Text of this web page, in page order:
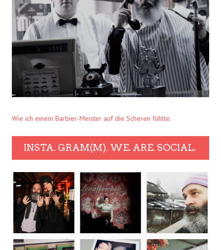
Wie ich einem Barbier-Meister auf die Scheren fühlte.
INSTA. GRAM(M). WE. ARE. SOCIAL.